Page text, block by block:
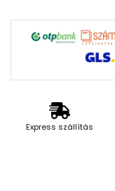
Express szállítás